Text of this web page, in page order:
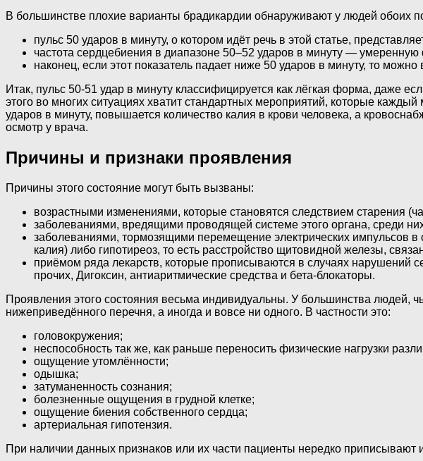
В большинстве плохие варианты брадикардии обнаруживают у людей обоих
пульс 50 ударов в минуту, о котором идёт речь в этой статье,
частота сердцебиения в диапазоне 50–52 ударов в минуту —
наконец, если этот показатель падает ниже 50 ударов в минуту, то
Итак, пульс 50-51 удар в минуту классифицируется как лёгкая форма, даже
этого во многих ситуациях хватит стандартных мероприятий, которые
ударов в минуту, повышается количество калия в крови человека, а
осмотр у врача.
Причины и признаки проявления
Причины этого состояние могут быть вызваны:
возрастными изменениями, которые становятся следствием старения
заболеваниями, вредящими проводящей системе этого органа, среди
заболеваниями, тормозящими перемещение электрических импульсов
калия) либо гипотиреоз, то есть расстройство щитовидной железы,
приёмом ряда лекарств, которые прописываются в случаях нарушений
прочих, Дигоксин, антиаритмические средства и бета-блокаторы.
Проявления этого состояния весьма индивидуальны. У большинства людей,
нижеприведённого перечня, а иногда и вовсе ни одного. В частности это:
головокружения;
неспособность так же, как раньше переносить физические нагрузки
ощущение утомлённости;
одышка;
затуманенность сознания;
болезненные ощущения в грудной клетке;
ощущение биения собственного сердца;
артериальная гипотензия.
При наличии данных признаков или их части пациенты нередко